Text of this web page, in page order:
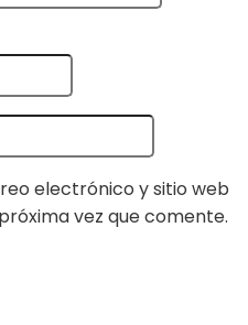
electrónico y sitio web
vez que comente.